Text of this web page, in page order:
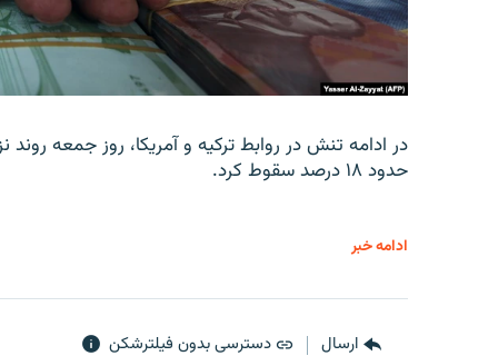
در ادامه تنش در روابط ترکیه و آمریکا، روز جمعه
حدود ۱۸ درصد سقوط کرد.
ادامه خبر
ارسال دسترسی بدون فیلترشکن